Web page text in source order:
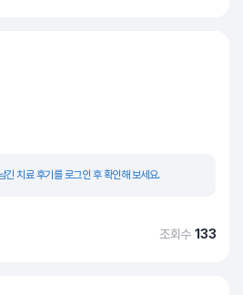
긴 치료 후기를 로그인 후 확인해 보세요.
조회수 133